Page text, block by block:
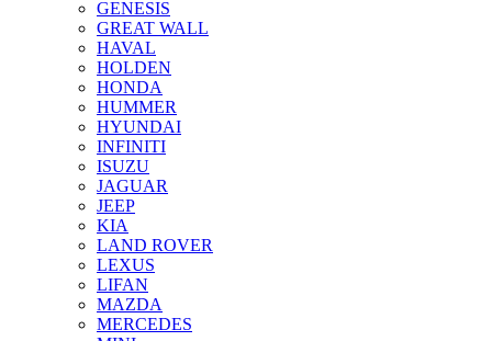
GENESIS
GREAT WALL
HAVAL
HOLDEN
HONDA
HUMMER
HYUNDAI
INFINITI
ISUZU
JAGUAR
JEEP
KIA
LAND ROVER
LEXUS
LIFAN
MAZDA
MERCEDES